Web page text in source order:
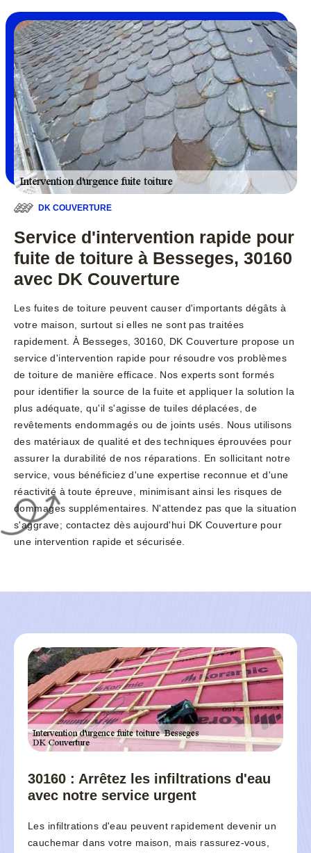
DK COUVERTURE
Service d'intervention rapide pour
fuite de toiture à Besseges, 30160
avec DK Couverture
Les fuites de toiture peuvent causer d'importants dégâts à
votre maison, surtout si elles ne sont pas traitées
rapidement. À Besseges, 30160, DK Couverture propose un
service d'intervention rapide pour résoudre vos problèmes
de toiture de manière efficace. Nos experts sont formés
pour identifier la source de la fuite et appliquer la solution la
plus adéquate, qu'il s'agisse de tuiles déplacées, de
revêtements endommagés ou de joints usés. Nous utilisons
des matériaux de qualité et des techniques éprouvées pour
assurer la durabilité de nos réparations. En sollicitant notre
service, vous bénéficiez d'une expertise reconnue et d'une
réactivité à toute épreuve, minimisant ainsi les risques de
dommages supplémentaires. N'attendez pas que la situation
s'aggrave; contactez dès aujourd'hui DK Couverture pour
une intervention rapide et sécurisée.
30160 : Arrêtez les infiltrations d'eau
avec notre service urgent
Les infiltrations d'eau peuvent rapidement devenir un
cauchemar dans votre maison, mais rassurez-vous,